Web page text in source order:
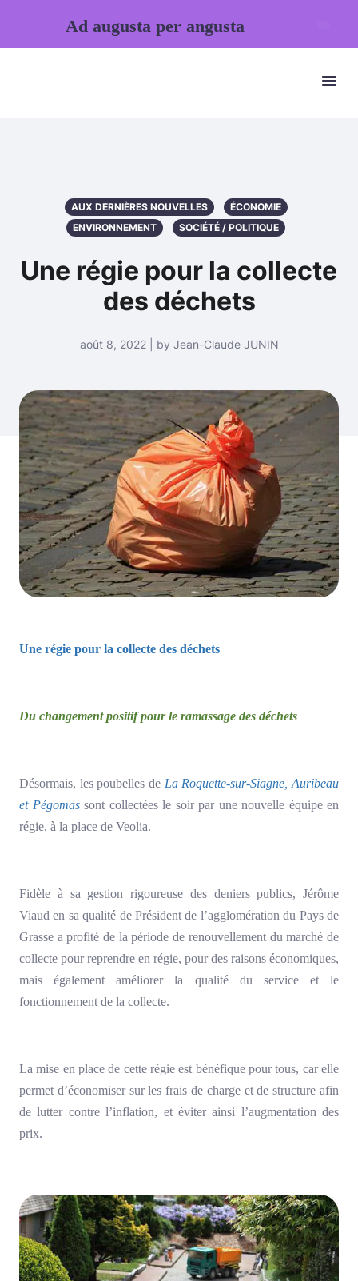
AUX DERNIÈRES NOUVELLES
ÉCONOMIE
ENVIRONNEMENT
SOCIÉTÉ / POLITIQUE
Une régie pour la collecte
des déchets
août 8, 2022 | by Jean-Claude JUNIN
Une régie pour la collecte des déchets
Du changement positif pour le ramassage des déchets
Désormais, les poubelles de La Roquette-sur-Siagne, Auribeau
et Pégomassont collectées le soir par une nouvelle équipe en
régie, à la place de Veolia.
Fidèle à sa gestion rigoureuse des deniers publics, Jérôme
Viaud en sa qualité de Président de l’agglomération du Pays de
Grasse a profité de la période de renouvellement du marché de
collecte pour reprendre en régie, pour des raisons économiques,
mais également améliorer la qualité du service et le
fonctionnement de la collecte.
La mise en place de cette régie est bénéfique pour tous, car elle
permet d’économiser sur les frais de charge et de structure afin
de lutter contre l’inflation, et éviter ainsi l’augmentation des
prix.
Ad augusta per angusta